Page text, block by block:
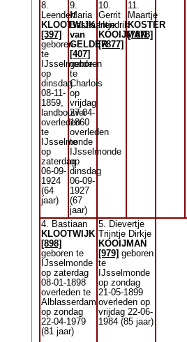
8.
Leendert
KLOOTWIJK
[397]
geboren
te
IJsselmonde
op
dinsdag
08-11-
1859,
landbouwer
overleden
te
IJsselmonde
op
zaterdag
06-09-
1924
(64
jaar)
9.
Maria
Bastiaantje
van
GELDER
[407]
geboren
te
Charlois
op
vrijdag
27-04-
1860
overleden
te
IJsselmonde
op
dinsdag
06-09-
1927
(67
jaar)
10.
Gerrit
Hendrik
KOOIJMAN
[7877]
11.
Maartje
KOSTER
[7878]
4. Bastiaan
KLOOTWIJK
[898]
geboren te
IJsselmonde
op zaterdag
08-01-1898
overleden te
Alblasserdam
op zondag
22-04-1979
(81 jaar)
5. Dievertje
Trijntje Dirkje
KOOIJMAN
[979] geboren
te
IJsselmonde
op zondag
21-05-1899
overleden op
vrijdag 22-06-
1984 (85 jaar)